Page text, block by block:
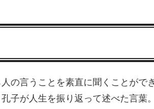
の言うことを素直に聞くことがで
孔子が人生を振り返って述べた言葉。